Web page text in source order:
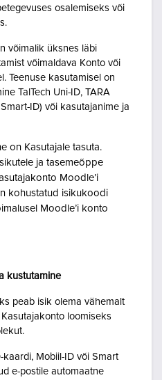
osalemiseks või
võimalik üksnes läbi
võimaldava Konto või
Teenuse kasutamisel on
TalTech Uni-ID, TARA
ID) või kasutajanime ja
on Kasutajale tasuta.
ja tasemeõppe
Moodle’i
kohustatud isikukoodi
Moodle’i konto
kustutamine
peab isik olema vähemalt
loomiseks
Mobiil-ID või Smart
e-postile automaatne